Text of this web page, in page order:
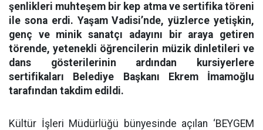
şenlikleri muhteşem bir kep atma ve sertifika töreni
ile sona erdi. Yaşam Vadisi’nde, yüzlerce yetişkin,
genç ve minik sanatçı adayını bir araya getiren
törende, yetenekli öğrencilerin müzik dinletileri ve
dans gösterilerinin ardından kursiyerlere
sertifikaları Belediye Başkanı Ekrem İmamoğlu
tarafından takdim edildi.
Kültür İşleri Müdürlüğü bünyesinde açılan ‘BEYGEM